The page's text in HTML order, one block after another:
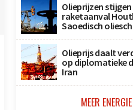
Olieprijzen
raketaanval
Saoedisch
Olieprijs daalt
op diplomatieke
Iran
MEER ENERGIE